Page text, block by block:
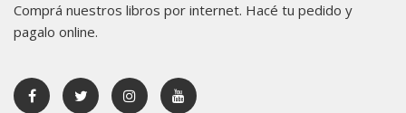
Comprá nuestros libros por internet. Hacé tu pedido y
pagalo online.